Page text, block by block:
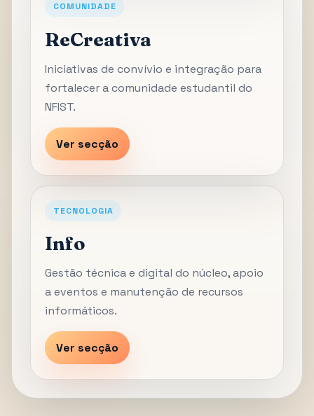
COMUNIDADE
ReCreativa
Iniciativas de convívio e integração para
fortalecer a comunidade estudantil do
NFIST.
Ver secção
TECNOLOGIA
Info
Gestão técnica e digital do núcleo, apoio
a eventos e manutenção de recursos
informáticos.
Ver secção